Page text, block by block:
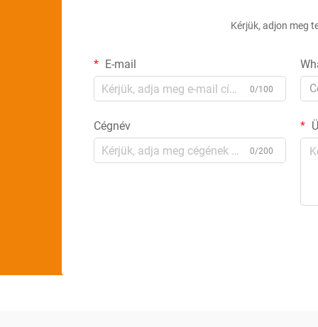
Kérjük, adjon meg
E-mail
0/100
Cégnév
0/200